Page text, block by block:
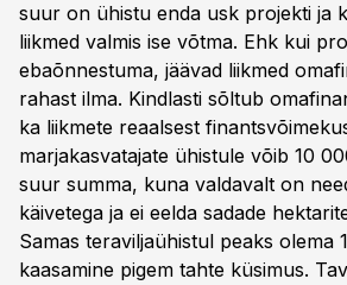
suur on ühistu enda usk projekti ja
liikmed valmis ise võtma. Ehk kui
ebaõnnestuma, jäävad liikmed
rahast ilma. Kindlasti sõltub
ka liikmete reaalsest
marjakasvatajate ühistule võib 10
suur summa, kuna valdavalt on
käivetega ja ei eelda sadade
Samas teraviljaühistul peaks olema
kaasamine pigem tahte küsimus.